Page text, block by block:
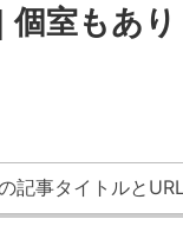
室もあ
記事タイトルと